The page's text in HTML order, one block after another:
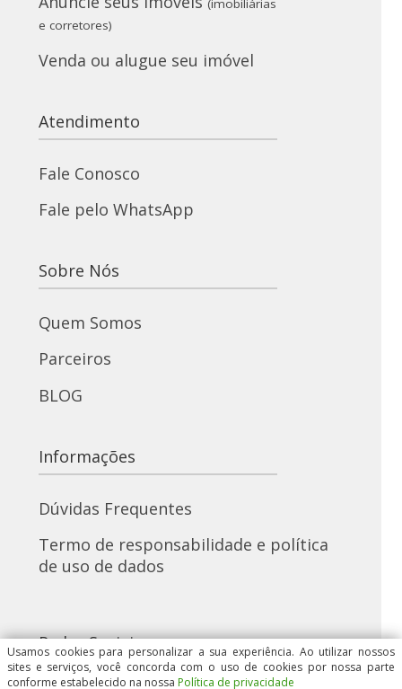
Usamos cookies para personalizar a sua experiência. Ao utilizar nossos
sites e serviços, você concorda com o uso de cookies por nossa parte
conforme estabelecido na nossa Política de privacidade
(imobiliárias
e corretores)
Venda ou alugue seu imóvel
Atendimento
Fale Conosco
Fale pelo WhatsApp
Sobre Nós
Quem Somos
Parceiros
BLOG
Informações
Dúvidas Frequentes
Termo de responsabilidade e política
de uso de dados
Redes Sociais